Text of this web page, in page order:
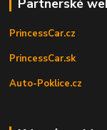
PrincessCar.cz
PrincessCar.sk
Auto-Poklice.cz